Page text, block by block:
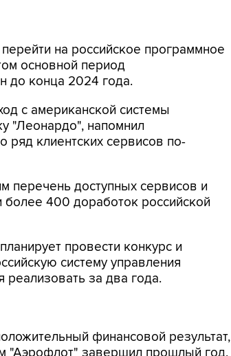
на российское программное
основной период
до конца 2024 года.
с американской системы
"Леонардо", напомнил
ряд клиентских сервисов по-
перечень доступных сервисов и
400 доработок российской
провести конкурс и
систему управления
реализовать за два года.
финансовой результат,